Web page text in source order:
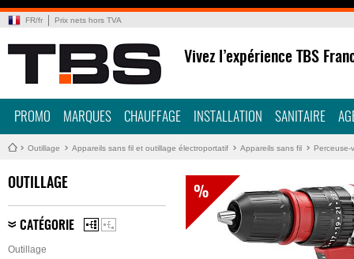
FR/fr Prix nets hors TVA
Vivez l’expérience TBS
PROMO MARQUES CHAUFFAGE INSTALLATION SANITAIRE
Outillage Appareils sans fil et outillage électroportatif Appareils sans fil Perceuse-
OUTILLAGE
CATÉGORIE
Outillage
%